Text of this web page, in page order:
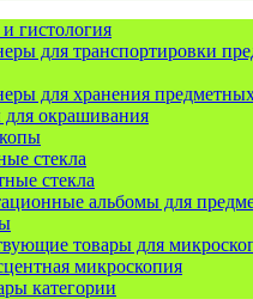
гистология
для транспортировки
для хранения
окрашивания
стекла
стекла
альбомы для
товары для
микроскопия
категории